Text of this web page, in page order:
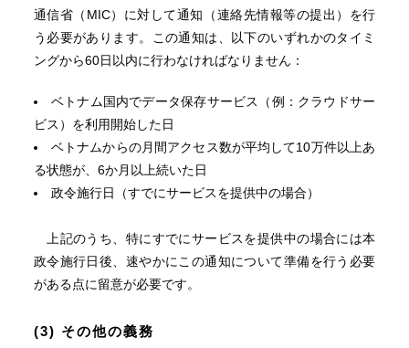
通信省（MIC）に対して通知（連絡先情報等の提出）を行
う必要があります。この通知は、以下のいずれかのタイミ
ングから60日以内に行わなければなりません：
ベトナム国内でデータ保存サービス（例：クラウドサー
ビス）を利用開始した日
ベトナムからの月間アクセス数が平均して10万件以上あ
る状態が、6か月以上続いた日
政令施行日（すでにサービスを提供中の場合）
上記のうち、特にすでにサービスを提供中の場合には本
政令施行日後、速やかにこの通知について準備を行う必要
がある点に留意が必要です。
(3) その他の義務